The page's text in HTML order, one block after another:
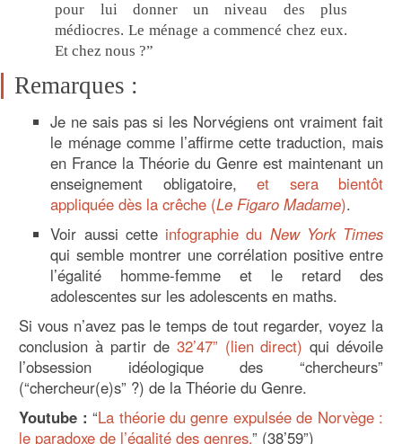
pour lui donner un niveau des plus
médiocres. Le ménage a commencé chez eux.
Et chez nous ?”
Remarques :
Je ne sais pas si les Norvégiens ont vraiment fait
le ménage comme l’affirme cette traduction, mais
en France la Théorie du Genre est maintenant un
enseignement obligatoire,et sera bientôt
appliquée dès la crêche (Le Figaro Madame).
Voir aussi cette infographie du New York Times
qui semble montrer une corrélation positive entre
l’égalité homme-femme et le retard des
adolescentes sur les adolescents en maths.
Si vous n’avez pas le temps de tout regarder, voyez la
conclusion à partir de 32’47” (lien direct) qui dévoile
l’obsession idéologique des “chercheurs”
(“chercheur(e)s” ?) de la Théorie du Genre.
Youtube : “La théorie du genre expulsée de Norvège :
le paradoxe de l’égalité des genres.” (38’59”)